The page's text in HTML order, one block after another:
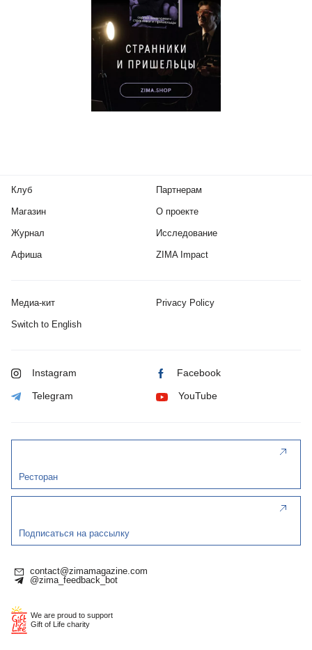
Клуб
Магазин
Журнал
Афиша
Партнерам
О проекте
Исследование
ZIMA Impact
Медиа-кит Privacy Policy
Switch to English
Instagram Facebook
Telegram YouTube
Ресторан
Подписаться на рассылку
contact@zimamagazine.com
@zima_feedback_bot
We are proud to support
Gift of Life charity